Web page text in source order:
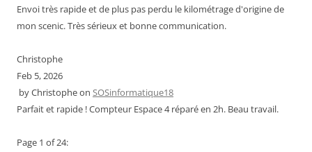
Envoi très rapide et de plus pas perdu le kilométrage d'origine de
mon scenic. Très sérieux et bonne communication.
Christophe
Feb 5, 2026
byChristopheon SOSinformatique18
Parfait et rapide ! Compteur Espace 4 réparé en 2h. Beau travail.
Page 1 of 24: